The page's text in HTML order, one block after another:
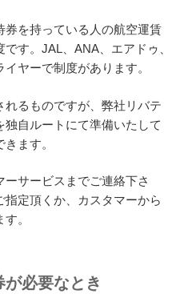
券を持っている人の航空運賃
す。JAL、ANA、エアドゥ、
ヤーで制度があります。
るものですが、弊社リバテ
独自ルートにて準備いたして
ます。
サービスまでご連絡下さ
定頂くか、カスタマーから
。
必要なとき